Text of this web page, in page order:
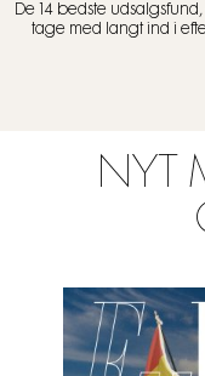
De 14 bedste
tage med langt ind i
NYT